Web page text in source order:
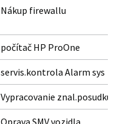
Nákup firewallu
počítač HP ProOne
servis.kontrola Alarm sys
Vypracovanie znal.posudku
Oprava SMV vozidla